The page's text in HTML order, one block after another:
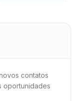
contatos
oportunidades